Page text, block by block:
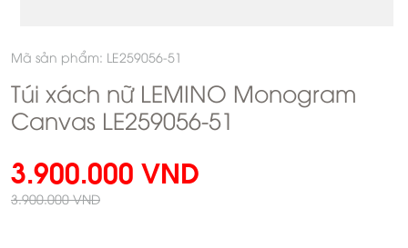
Mã sản phẩm: LE259056-51
Túi xách nữ LEMINO Monogram
Canvas LE259056-51
3.900.000 VND
3.900.000 VND